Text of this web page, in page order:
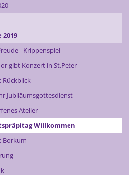
2019
- Krippenspiel
gibt Konzert in St.Peter
Rückblick
Jubiläumsgottesdienst
Atelier
Willkommen
Borkum